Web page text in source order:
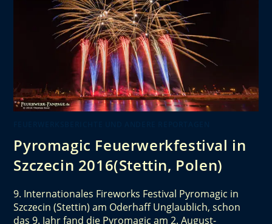
Pyromagic Feuerwerkfestival in
Szczecin 2016(Stettin, Polen)
9. Internationales Fireworks Festival Pyromagic in
Szczecin (Stettin) am Oderhaff Unglaublich, schon
das 9. Jahr fand die Pyromagic am 2. August-